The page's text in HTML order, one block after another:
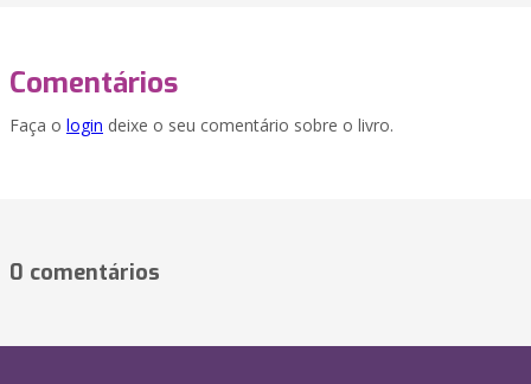
Comentários
Faça o login deixe o seu comentário sobre o livro.
0 comentários